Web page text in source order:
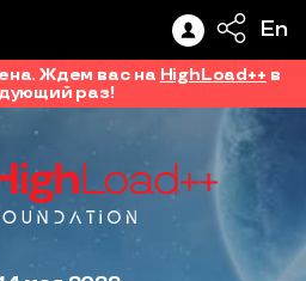
En
Ждем вас на HighLoad++ в
раз!